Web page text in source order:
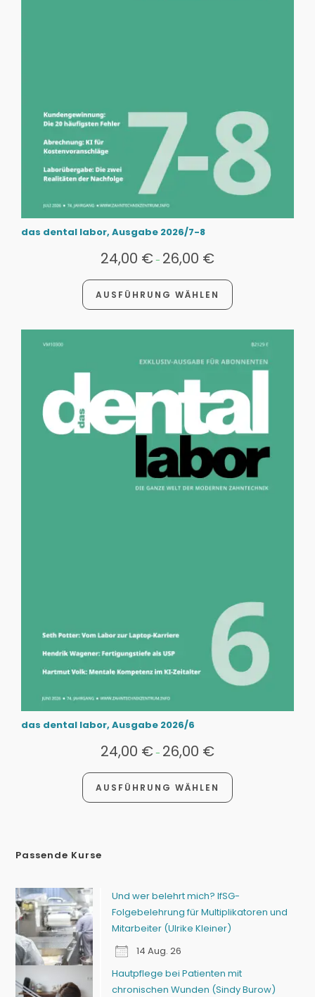
das dental labor, Ausgabe 2026/7-8
24,00 €- 26,00 €
AUSFÜHRUNG WÄHLEN
das dental labor, Ausgabe 2026/6
24,00 €- 26,00 €
AUSFÜHRUNG WÄHLEN
Passende Kurse
Und wer belehrt mich? IfSG-
Folgebelehrung für Multiplikatoren und
Mitarbeiter (Ulrike Kleiner)
14 Aug. 26
Hautpflege bei Patienten mit
chronischen Wunden (Sindy Burow)